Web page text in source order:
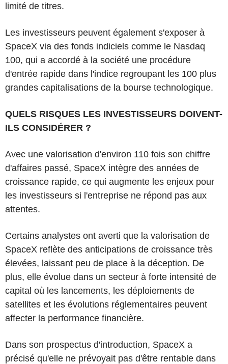
limité de titres.
Les investisseurs peuvent également s'exposer à
SpaceX via des fonds indiciels comme le Nasdaq
100, qui a accordé à la société une procédure
d'entrée rapide dans l'indice regroupant les 100 plus
grandes capitalisations de la bourse technologique.
QUELS RISQUES LES INVESTISSEURS DOIVENT-
ILS CONSIDÉRER ?
Avec une valorisation d'environ 110 fois son chiffre
d'affaires passé, SpaceX intègre des années de
croissance rapide, ce qui augmente les enjeux pour
les investisseurs si l'entreprise ne répond pas aux
attentes.
Certains analystes ont averti que la valorisation de
SpaceX reflète des anticipations de croissance très
élevées, laissant peu de place à la déception. De
plus, elle évolue dans un secteur à forte intensité de
capital où les lancements, les déploiements de
satellites et les évolutions réglementaires peuvent
affecter la performance financière.
Dans son prospectus d'introduction, SpaceX a
précisé qu'elle ne prévoyait pas d'être rentable dans